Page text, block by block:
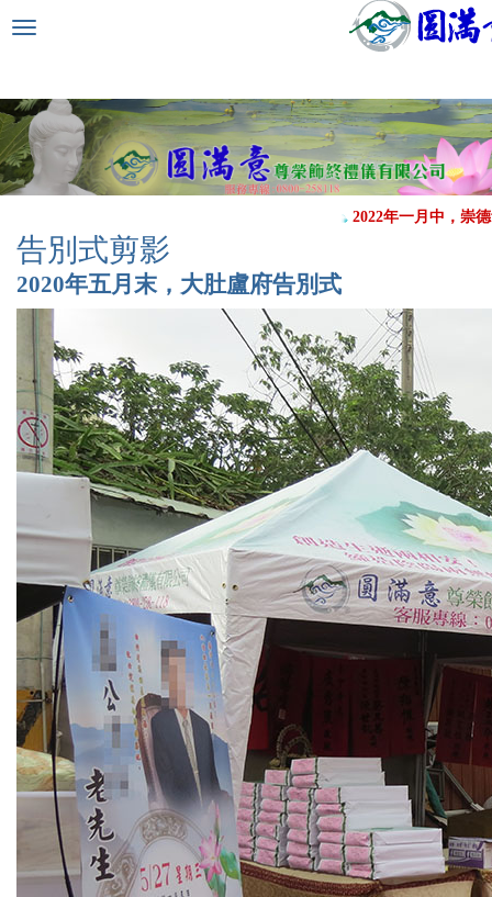
選
換
2022年一月中，崇德館
告別式剪影
2020年五月末，大肚盧府告別式